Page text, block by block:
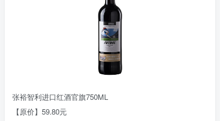
张裕智利进口红酒官旗750ML
【原价】59.80元